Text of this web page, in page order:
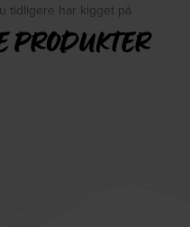
tidligere har kigget på
PRODUKTER